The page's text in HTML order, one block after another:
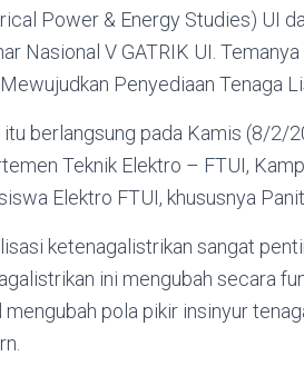
Power & Energy Studies) UI
Nasional V GATRIK UI.
Penyediaan Tenaga
berlangsung pada Kamis (8/2/
Teknik Elektro – FTUI,
Elektro FTUI, khususnya
ketenagalistrikan sangat
ini mengubah secara
mengubah pola pikir insinyur